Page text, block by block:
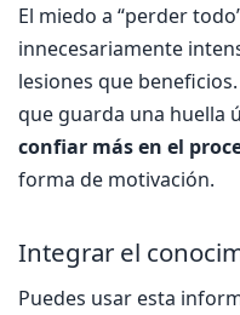
El miedo a “perder
innecesariamente
lesiones que
que guarda una huella
confiar más en el
forma de motivación.
Integrar el
Puedes usar esta